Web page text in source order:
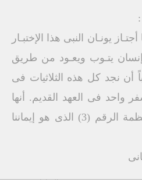
:
يونـان النبى هذا الإختبـار
إنسان يتـوب ويعـود من طريق
أن نجد كل هذه الثلاثيات فى
فى العهد القديم. أنها
بالضرورة إشارة خفية لعظمة الرقم (3) الذى هو إيماننا